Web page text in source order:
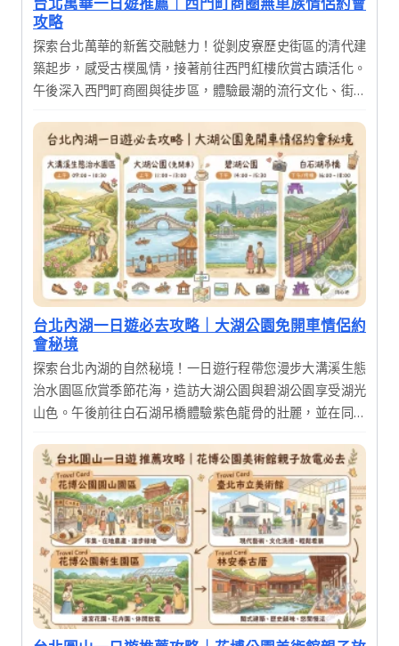
攻略
探索台北萬華的新舊交融魅力！從剝皮寮歷史街區的清代建
築起步，感受古樸風情，接著前往西門紅樓欣賞古蹟活化。
午後深入西門町商圈與徒步區，體驗最潮的流行文化、街頭
一日遊。
台北內湖一日遊必去攻略｜大湖公園免開車情侶約
會秘境
探索台北內湖的自然秘境！一日遊行程帶您漫步大溝溪生態
治水園區欣賞季節花海，造訪大湖公園與碧湖公園享受湖光
山色。午後前往白石湖吊橋體驗紫色龍骨的壯麗，並在同心
輕鬆踏青之旅，讓您在城市近郊也能享受滿滿芬多精。